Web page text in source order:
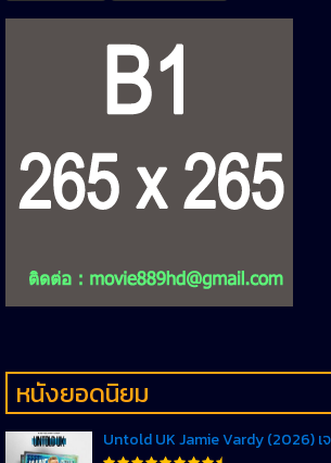
หนังยอดนิยม
Untold UK Jamie Vardy (2026) เ